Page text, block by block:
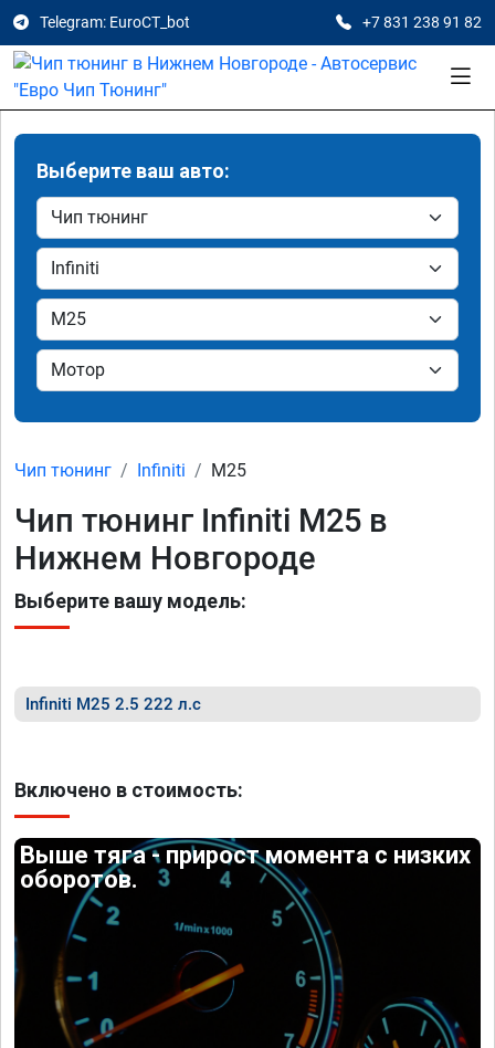
Telegram: EuroCT_bot +7 831 238 91 82
Выберите ваш авто:
Чип тюнинг Infiniti M25
Чип тюнинг Infiniti M25 в
Нижнем Новгороде
Выберите вашу модель:
Infiniti M25 2.5 222 л.с
Включено в стоимость:
Выше тяга - прирост момента с низких
оборотов.